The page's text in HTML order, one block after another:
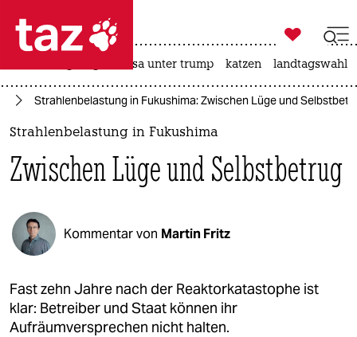
 taz zahl ich
taz zahl ich
politik
öko
gesellschaft
kultur
sport

taz zahl ich
usa unter trump katzen landtagswahl
Strahlenbelastung in Fukushima: Zwischen Lüge und
Strahlenbelastung in Fukushima
Zwischen Lüge und Selbstbetrug
Kommentar von Martin Fritz
Fast zehn Jahre nach der Reaktorkatastophe ist
klar: Betreiber und Staat können ihr
Aufräumversprechen nicht halten.